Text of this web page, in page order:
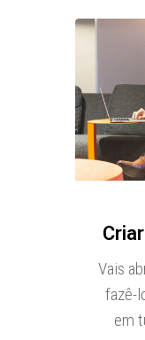
Vais
fazê-
em